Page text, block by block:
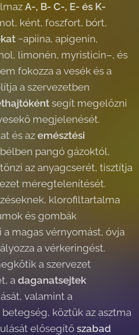
A-, B- C-, E- és K-
ként, foszfort, bórt,
−apiina, apigenin,
limonén, myristicin–, és
fokozza a vesék és a
a szervezetben
segít megelőzni
megjelenését.
és az emésztési
pangó gázoktól,
az anyagcserét, tisztítja
méregtelenítését.
klorofiltartalma
és gombák
magas vérnyomást, óvja
a vérkeringést.
a szervezet
a daganatsejtek
valamint a
köztük az asztma
elősegítő szabad